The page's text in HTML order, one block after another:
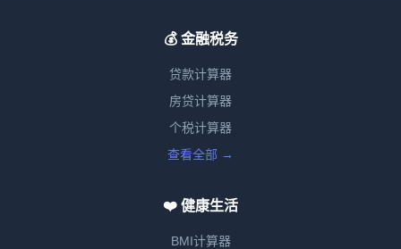
💰 金融税务
贷款计算器
房贷计算器
个税计算器
查看全部 →
❤️ 健康生活
BMI计算器